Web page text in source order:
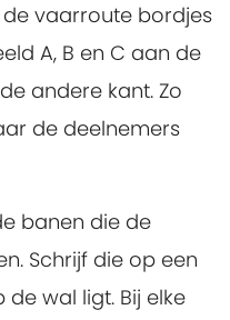
vaarroute bordjes
A, B en C aan de
andere kant. Zo
de deelnemers
banen die de
Schrijf die op een
wal ligt. Bij elke